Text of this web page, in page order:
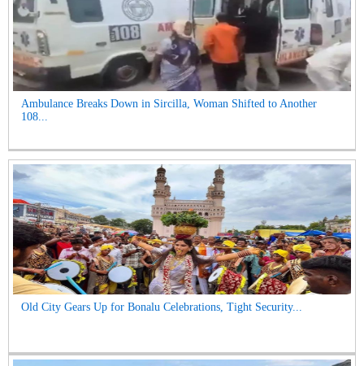
Ambulance Breaks Down in Sircilla, Woman Shifted to Another
108...
Old City Gears Up for Bonalu Celebrations, Tight Security...